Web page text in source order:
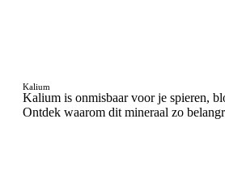
Kalium
Kalium is onmisbaar voor je spieren,
Ontdek waarom dit mineraal zo